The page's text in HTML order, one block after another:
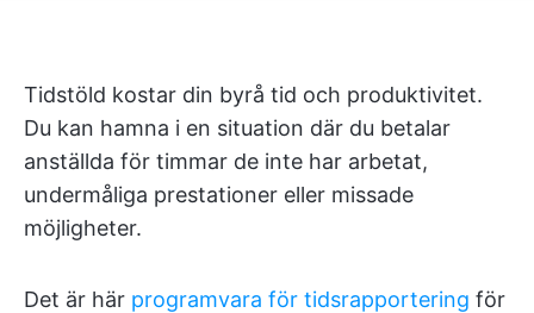
Tidstöld kostar din byrå tid och produktivitet.
Du kan hamna i en situation där du betalar
anställda för timmar de inte har arbetat,
undermåliga prestationer eller missade
möjligheter.
Det är här programvara för tidsrapportering för